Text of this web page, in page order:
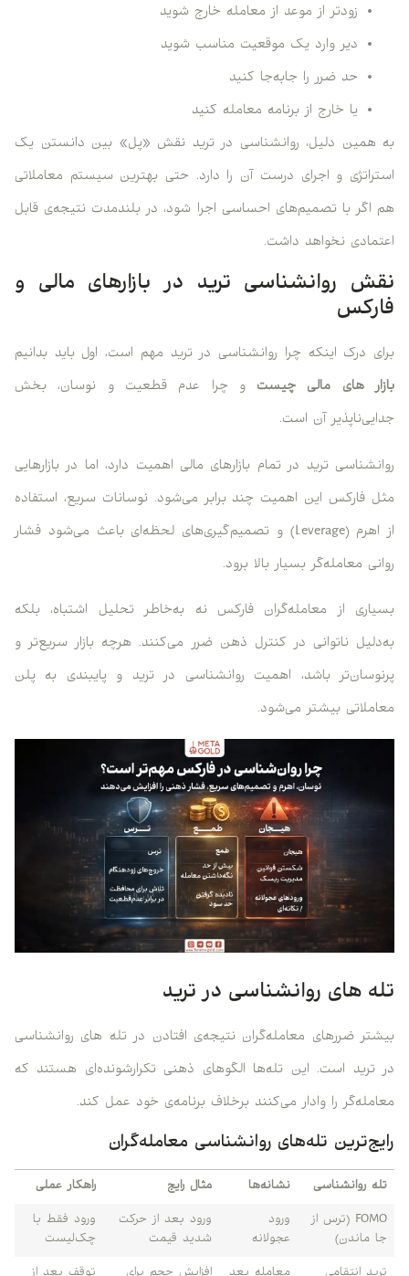
زودتر از موعد از معامله خارج شوید
دیر وارد یک موقعیت مناسب شوید
حد ضرر را جابه‌جا کنید
یا خارج از برنامه معامله کنید
به همین دلیل، روانشناسی در ترید نقش «پل» بین دانستن یک
استراتژی و اجرای درست آن را دارد. حتی بهترین سیستم معاملاتی
هم اگر با تصمیم‌های احساسی اجرا شود، در بلندمدت نتیجه‌ی قابل
اعتمادی نخواهد داشت.
نقش روانشناسی ترید در بازارهای مالی و
فارکس
برای درک اینکه چرا روانشناسی در ترید مهم است، اول باید بدانیم
بازار های مالی چیست و چرا عدم قطعیت و نوسان، بخش
جدایی‌ناپذیر آن است.
روانشناسی ترید در تمام بازارهای مالی اهمیت دارد، اما در بازارهایی
مثل فارکس این اهمیت چند برابر می‌شود. نوسانات سریع، استفاده
از اهرم (Leverage) و تصمیم‌گیری‌های لحظه‌ای باعث می‌شود فشار
روانی معامله‌گر بسیار بالا برود.
بسیاری از معامله‌گران فارکس نه به‌خاطر تحلیل اشتباه، بلکه
به‌دلیل ناتوانی در کنترل ذهن ضرر می‌کنند. هرچه بازار سریع‌تر و
پرنوسان‌تر باشد، اهمیت روانشناسی در ترید و پایبندی به پلن
معاملاتی بیشتر می‌شود.
تله‌ های روانشناسی در ترید
بیشتر ضررهای معامله‌گران نتیجه‌ی افتادن در تله‌ های روانشناسی
در ترید است. این تله‌ها الگوهای ذهنی تکرارشونده‌ای هستند که
معامله‌گر را وادار می‌کنند برخلاف برنامه‌ی خود عمل کند.
رایج‌ترین تله‌های روانشناسی معامله‌گران
تله روانشناسی نشانه‌ها مثال رایج راهکار عملی
FOMO (ترس از
جا ماندن)
ورود
عجولانه
ورود بعد از حرکت
شدید قیمت
ورود فقط با
چک‌لیست